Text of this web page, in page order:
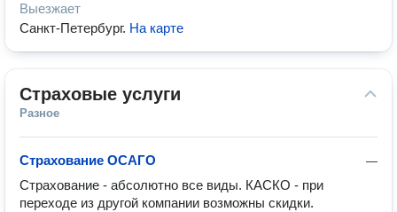
Выезжает
Санкт-Петербург. На карте
Страховые услуги
Разное
—
Страхование ОСАГО
Страхование - абсолютно все виды. КАСКО - при
переходе из другой компании возможны скидки.